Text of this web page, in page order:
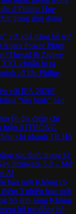
ở Philips Hue
trong ứng dụng
với khả năng hỗ trợ
Aqara Power Plugs
Thread & Zigbee
chuẩn bị ra
cỡ lớn Philips
với IFA 2026?
“tân binh” nào
địa điểm chi
luận ở [THÔNG
chi nhánh TP. Hồ
xác thực trong kỷ
firmware 5.8 – Mở
AI
bản mới Không có
3 phiên bản mới
bộ ánh sáng Không
hỗ trợ đồng bộ